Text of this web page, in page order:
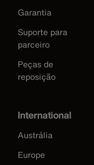
Garantia
Suporte para
parceiro
Peças de
reposição
International
Austrália
Europe